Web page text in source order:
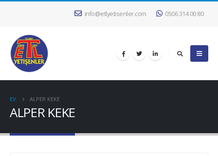
info@etlyetisenler.com 0506 314 00 80
EV ALPER KEKE
ALPER KEKE